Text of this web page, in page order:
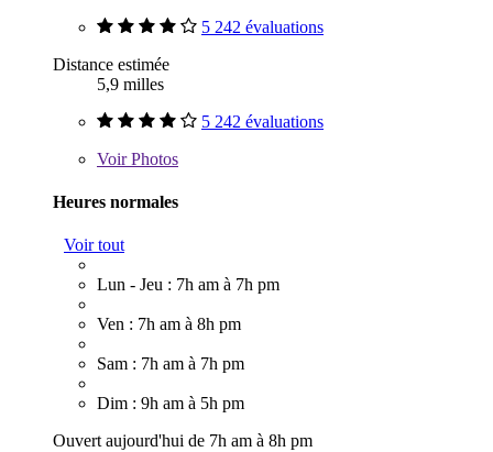
5 242 évaluations
Distance estimée
5,9 milles
5 242 évaluations
VoirPhotos
Heures normales
Voir tout
Lun - Jeu : 7h am à 7h pm
Ven : 7h am à 8h pm
Sam : 7h am à 7h pm
Dim : 9h am à 5h pm
Ouvert aujourd'hui de 7h am à 8h pm